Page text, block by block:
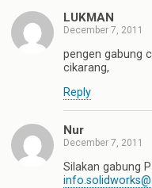
LUKMAN
December 7, 2011
pengen gabung
cikarang,
Reply
Nur
December 7, 2011
Silakan gabung